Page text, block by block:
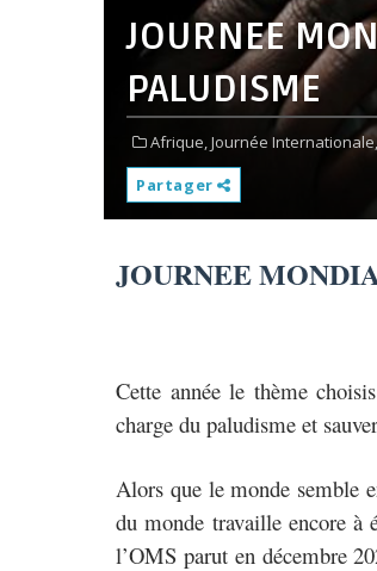
JOURNEE
PALUDISME
Afrique,Journée Internationale,
Partager
JOURNEE
Cette année le thème
charge du paludisme et
Alors que le monde semble
du monde travaille encore à
l’OMS parut en décembre